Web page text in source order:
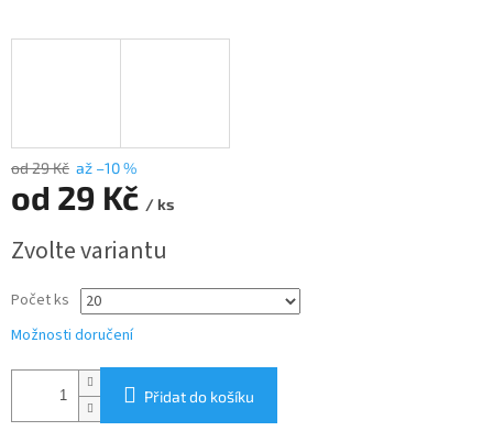
od 29 Kč až –10 %
od 29 Kč / ks
cena:
Zvolte variantu
Počet ks
Možnosti doručení
Přidat do košíku